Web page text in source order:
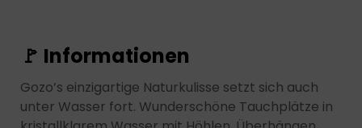
🚩 Informationen
Gozo’s einzigartige Naturkulisse setzt sich auch
unter Wasser fort. Wunderschöne Tauchplätze in